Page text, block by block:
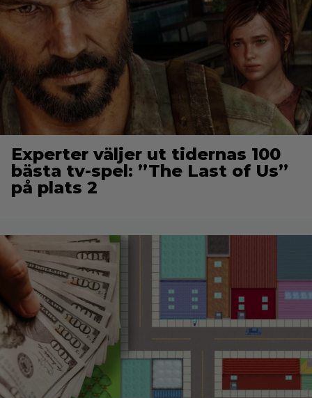
Experter väljer ut tidernas 100
bästa tv-spel: ”The Last of Us”
på plats 2